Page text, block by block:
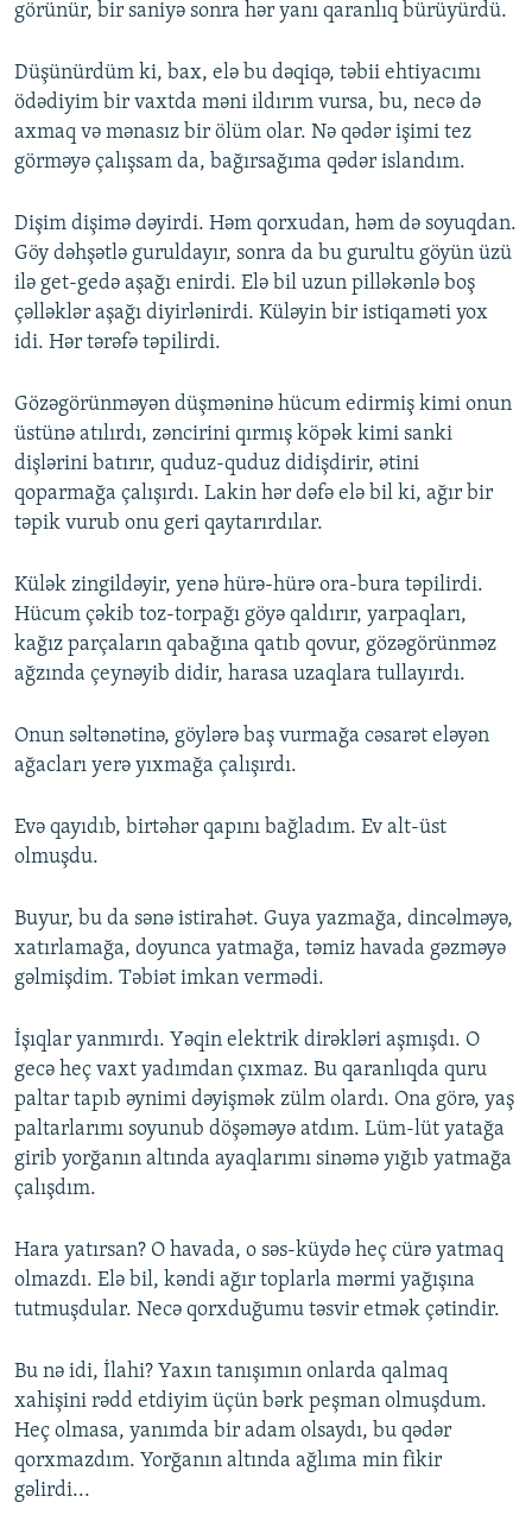
görünür, bir saniyə sonra hər yanı qaranlıq bürüyürdü.
Düşünürdüm ki, bax, elə bu dəqiqə, təbii ehtiyacımı
ödədiyim bir vaxtda məni ildırım vursa, bu, necə də
axmaq və mənasız bir ölüm olar. Nə qədər işimi tez
görməyə çalışsam da, bağırsağıma qədər islandım.
Dişim dişimə dəyirdi. Həm qorxudan, həm də soyuqdan.
Göy dəhşətlə guruldayır, sonra da bu gurultu göyün üzü
ilə get-gedə aşağı enirdi. Elə bil uzun pilləkənlə boş
çəlləklər aşağı diyirlənirdi. Küləyin bir istiqaməti yox
idi. Hər tərəfə təpilirdi.
Gözəgörünməyən düşməninə hücum edirmiş kimi onun
üstünə atılırdı, zəncirini qırmış köpək kimi sanki
dişlərini batırır, quduz-quduz didişdirir, ətini
qoparmağa çalışırdı. Lakin hər dəfə elə bil ki, ağır bir
təpik vurub onu geri qaytarırdılar.
Külək zingildəyir, yenə hürə-hürə ora-bura təpilirdi.
Hücum çəkib toz-torpağı göyə qaldırır, yarpaqları,
kağız parçaların qabağına qatıb qovur, gözəgörünməz
ağzında çeynəyib didir, harasa uzaqlara tullayırdı.
Onun səltənətinə, göylərə baş vurmağa cəsarət eləyən
ağacları yerə yıxmağa çalışırdı.
Evə qayıdıb, birtəhər qapını bağladım. Ev alt-üst
olmuşdu.
Buyur, bu da sənə istirahət. Guya yazmağa, dincəlməyə,
xatırlamağa, doyunca yatmağa, təmiz havada gəzməyə
gəlmişdim. Təbiət imkan vermədi.
İşıqlar yanmırdı. Yəqin elektrik dirəkləri aşmışdı. O
gecə heç vaxt yadımdan çıxmaz. Bu qaranlıqda quru
paltar tapıb əynimi dəyişmək zülm olardı. Ona görə, yaş
paltarlarımı soyunub döşəməyə atdım. Lüm-lüt yatağa
girib yorğanın altında ayaqlarımı sinəmə yığıb yatmağa
çalışdım.
Hara yatırsan? O havada, o səs-küydə heç cürə yatmaq
olmazdı. Elə bil, kəndi ağır toplarla mərmi yağışına
tutmuşdular. Necə qorxduğumu təsvir etmək çətindir.
Bu nə idi, İlahi? Yaxın tanışımın onlarda qalmaq
xahişini rədd etdiyim üçün bərk peşman olmuşdum.
Heç olmasa, yanımda bir adam olsaydı, bu qədər
qorxmazdım. Yorğanın altında ağlıma min fikir
gəlirdi...